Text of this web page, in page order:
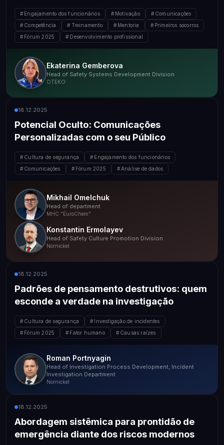
uma equipe HSE forte
Engajamento dos funcionários Motivação
Comunicações
Competência
Treinamento Mentoria
Primeiros socorros
Fórum 2025
Desenvolvimento profissional
Ekaterina Gemberova
Head of Safety Systems Development Division
OTEKO
18.12.2025
Potencial Oculto: Comunicações
Personalizadas com o seu Público
Cultura de segurança
Engajamento dos funcionários
Comunicações
Fórum 2025 Análise de dados
Mikhail Omelchuk
Head of department
MHC "EuroChem"
Konstantin Ermolayev
Head of Safety Culture Promotion Division
Nornickel
18.12.2025
Padrões de pensamento destrutivos: quem
esconde a verdade na investigação
Cultura de segurança
Investigação de incidentes
Fórum 2025
Fator humano Causas raízes
Roman Portnyagin
Head of Investigation Process Development, Incident
Investigation Department
Nornickel
18.12.2025
Abordagem sistêmica para prontidão de
emergência diante dos riscos modernos